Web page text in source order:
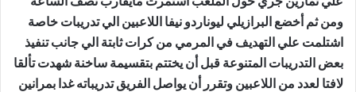
ومن ثم أخضع البرازيلي ليوناردو نيفا اللاعبين الي تدريبات خاصة
اشتلمت علي التهديف في المرمي من كرات ثابتة الي جانب تنفيذ
بعض التدريبات المتنوعة قبل أن يختتم بتقسيمة ساخنة شهدت تألقا
لافتا لعدد من اللاعبين وتقرر أن يواصل الفريق تدريباته غدا بمرانين